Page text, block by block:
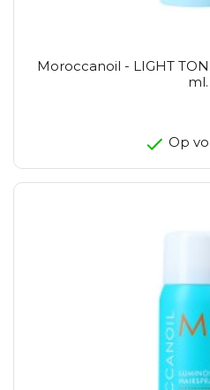
Moroccanoil - LIGHT
ml.
Op